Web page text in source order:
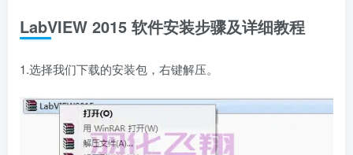
LabVIEW 2015 软件安装步骤及详细教程
1.选择我们下载的安装包，右键解压。